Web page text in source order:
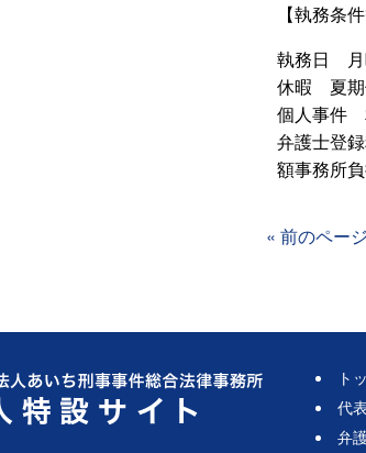
【執務条件
執務日 月
休暇 夏期
個人事件
弁護士登
額事務所
« 前のページ
ト
代
弁